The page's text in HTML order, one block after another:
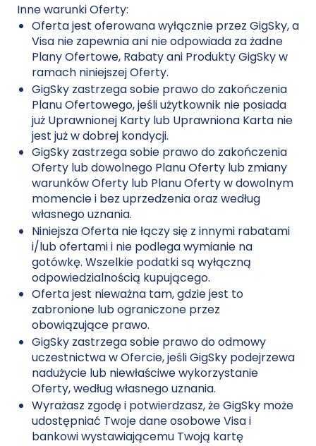
Inne warunki Oferty:
Oferta jest oferowana wyłącznie przez GigSky, a
Visa nie zapewnia ani nie odpowiada za żadne
Plany Ofertowe, Rabaty ani Produkty GigSky w
ramach niniejszej Oferty.
GigSky zastrzega sobie prawo do zakończenia
Planu Ofertowego, jeśli użytkownik nie posiada
już Uprawnionej Karty lub Uprawniona Karta nie
jest już w dobrej kondycji.
GigSky zastrzega sobie prawo do zakończenia
Oferty lub dowolnego Planu Oferty lub zmiany
warunków Oferty lub Planu Oferty w dowolnym
momencie i bez uprzedzenia oraz według
własnego uznania.
Niniejsza Oferta nie łączy się z innymi rabatami
i/lub ofertami i nie podlega wymianie na
gotówkę. Wszelkie podatki są wyłączną
odpowiedzialnością kupującego.
Oferta jest nieważna tam, gdzie jest to
zabronione lub ograniczone przez
obowiązujące prawo.
GigSky zastrzega sobie prawo do odmowy
uczestnictwa w Ofercie, jeśli GigSky podejrzewa
nadużycie lub niewłaściwe wykorzystanie
Oferty, według własnego uznania.
Wyrażasz zgodę i potwierdzasz, że GigSky może
udostępniać Twoje dane osobowe Visa i
bankowi wystawiającemu Twoją kartę